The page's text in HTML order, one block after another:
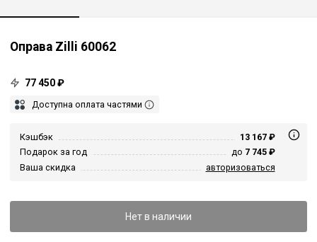
Оправа Zilli 60062
77 450 ₽
Доступна оплата частями
Кэшбэк
13 167 ₽
Подарок за год
до 7 745 ₽
Ваша скидка
авторизоваться
Нет в наличии